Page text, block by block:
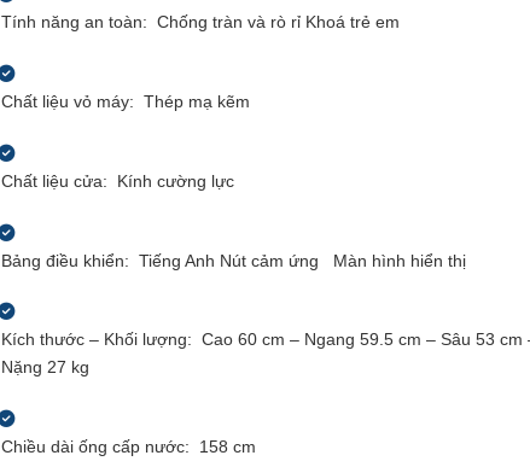
Tính năng an toàn:Chống tràn và rò rỉ Khoá trẻ em
Chất liệu vỏ máy:Thép mạ kẽm
Chất liệu cửa: Kính cường lực
Bảng điều khiển:Tiếng Anh Nút cảm ứng Màn hình hiển thị
Kích thước – Khối lượng:Cao 60 cm – Ngang 59.5 cm – Sâu 53 cm
Nặng 27 kg
Chiều dài ống cấp nước: 158 cm